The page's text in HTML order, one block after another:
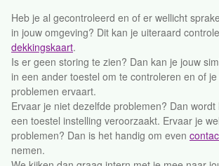
Heb je al gecontroleerd en of er wellicht
in jouw omgeving? Dit kan je uiteraard
dekkingskaart.
Is er geen storing te zien? Dan kan je jouw
in een ander toestel om te controleren en of
problemen ervaart.
Ervaar je niet dezelfde problemen? Dan
een toestel instelling veroorzaakt. Ervaar je
problemen? Dan is het handig om even
nemen.